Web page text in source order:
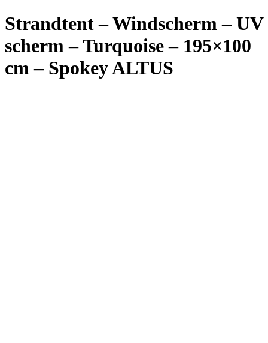
Strandtent – Windscherm – UV
scherm – Turquoise – 195×100
cm – Spokey ALTUS